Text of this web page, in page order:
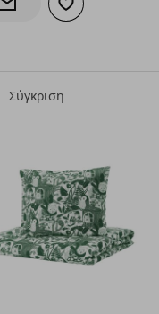
Ενημέρωση διαθεσιμότητας
Προσθήκη στα
Σύγκριση